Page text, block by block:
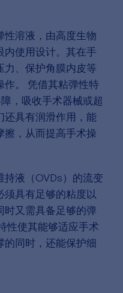
性溶液，由高度生物
内使用设计。其在手
力、保护角膜内皮等
作。 凭借其粘弹性特
，吸收手术器械或超
还具有润滑作用，能
擦，从而提高手术操
液（OVDs）的流变
须具有足够的粘度以
时又需具备足够的弹
性使其能够适应手术
的同时，还能保护细